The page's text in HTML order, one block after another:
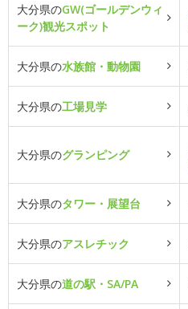
大分県のGW(ゴールデンウィ
ーク)観光スポット
大分県の水族館・動物園
大分県の工場見学
大分県のグランピング
大分県のタワー・展望台
大分県のアスレチック
大分県の道の駅・SA/PA